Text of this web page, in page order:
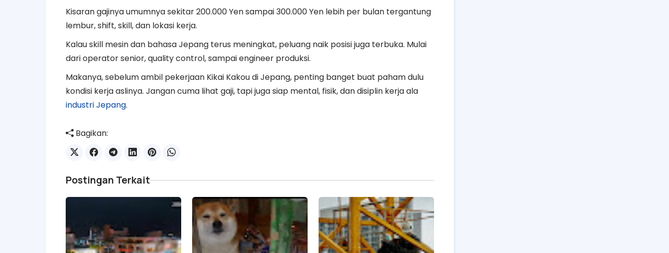
Kisaran gajinya umumnya sekitar 200.000 Yen sampai 300.000 Yen lebih per bulan tergantung
lembur, shift, skill, dan lokasi kerja.
Kalau skill mesin dan bahasa Jepang terus meningkat, peluang naik posisi juga terbuka. Mulai
dari operator senior, quality control, sampai engineer produksi.
Makanya, sebelum ambil pekerjaan Kikai Kakou di Jepang, penting banget buat paham dulu
kondisi kerja aslinya. Jangan cuma lihat gaji, tapi juga siap mental, fisik, dan disiplin kerja ala
industri Jepang.
Bagikan:
Postingan Terkait